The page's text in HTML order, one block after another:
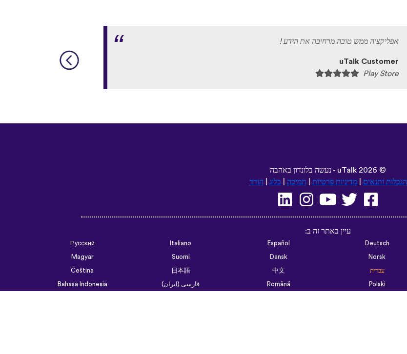
אפליקציה ממש טובה מרחיבה את הידע !
uTalk Customer
Play Store
©
uTalk 2026 - נעשה בלונדון באהבה
הגבלות ותנאים |מדיניות פרטיות תמיכה בלוג הורד
עיין באתר זה ב:
Deutsch
Español
Italiano
Русский
Norsk
Dansk
Suomi
Magyar
עברית 中文
日本語
Čeština
Polski
Română فارسی (ایران)
Bahasa Indonesia